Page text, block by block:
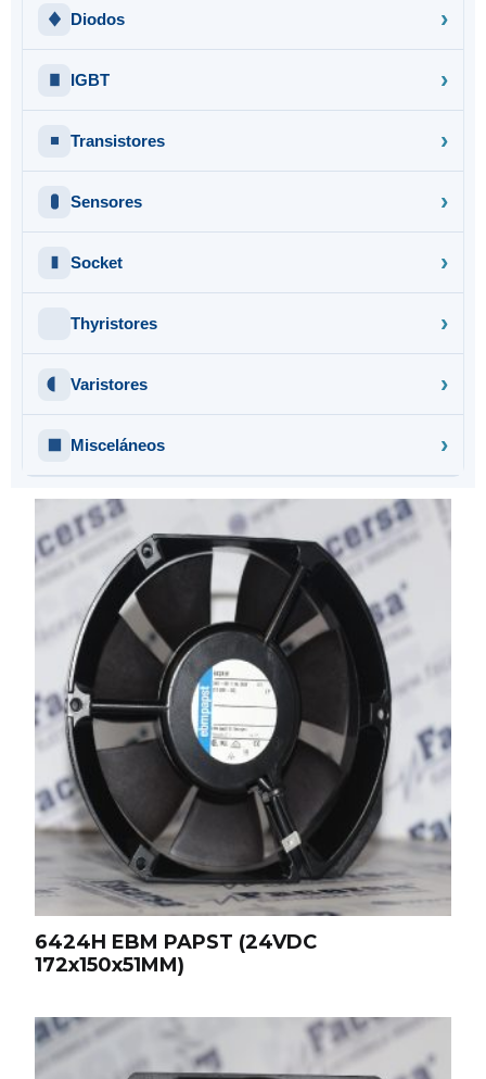
Diodos
IGBT
Transistores
Sensores
Socket
Thyristores
Varistores
Misceláneos
6424H EBM PAPST (24VDC
172x150x51MM)